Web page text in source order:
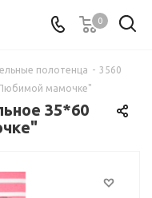
0
полотенца - 3560
мамочке"
35*60